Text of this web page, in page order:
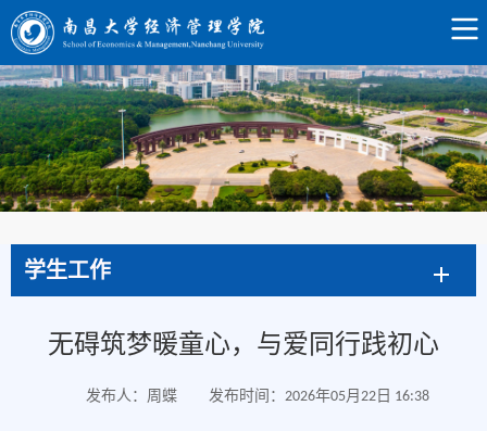
学生工作
无碍筑梦暖童心，与爱同行践初心
发布人：周蝶 发布时间：2026年05月22日 16:38